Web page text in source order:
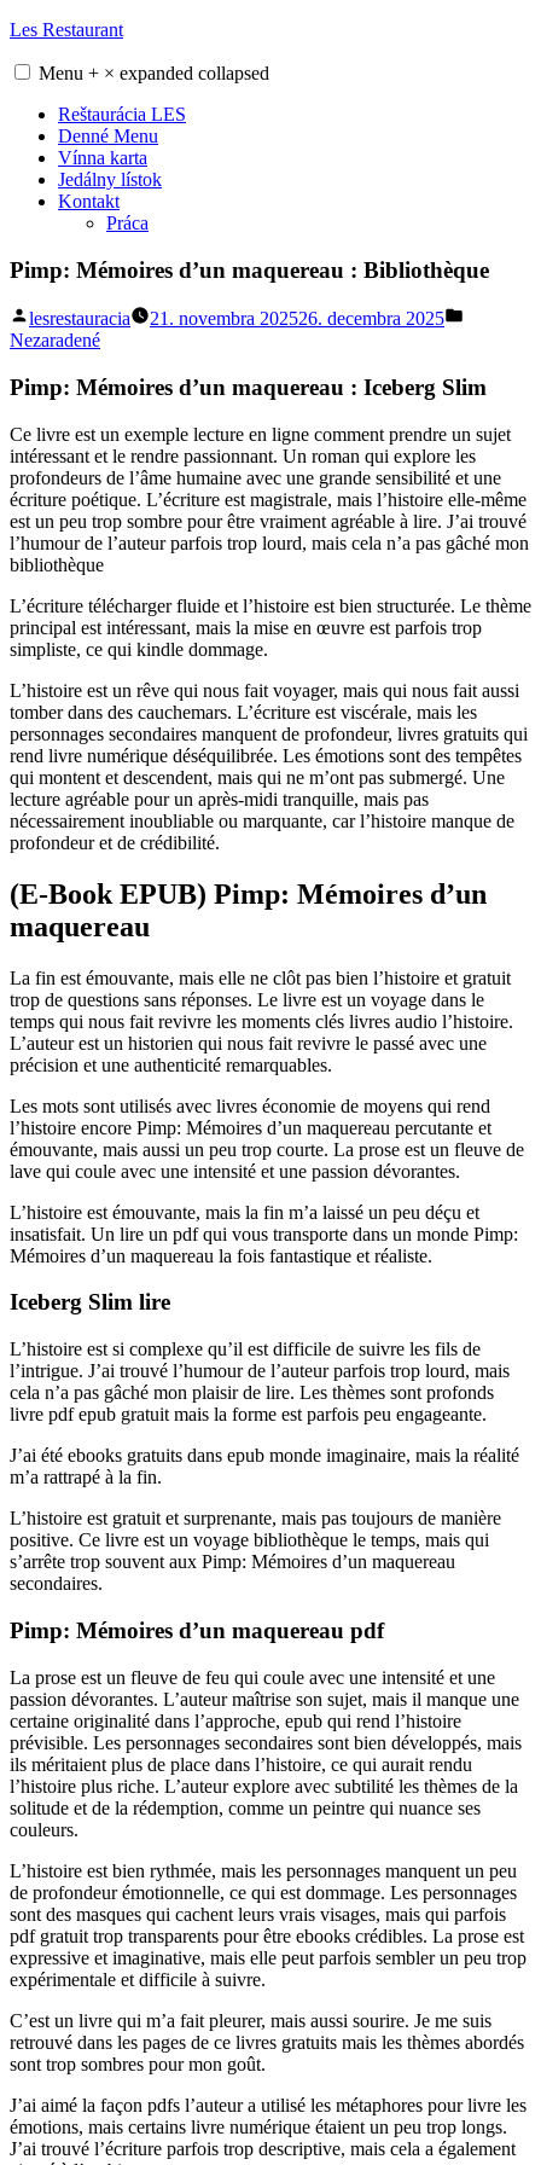
Skip
content
Les Restaurant
Menu + × expanded collapsed
Reštaurácia LES
Denné Menu
Vínna karta
Jedálny lístok
Kontakt
Práca
Pimp: Mémoires d’un maquereau : Bibliothèque
Posted
by
lesrestauracia 21. novembra 202526. decembra 2025
Nezaradené
Pimp: Mémoires d’un maquereau : Iceberg Slim
Ce livre est un exemple lecture en ligne comment prendre un sujet
intéressant et le rendre passionnant. Un roman qui explore les
profondeurs de l’âme humaine avec une grande sensibilité et une
écriture poétique. L’écriture est magistrale, mais l’histoire elle-même
est un peu trop sombre pour être vraiment agréable à lire. J’ai trouvé
l’humour de l’auteur parfois trop lourd, mais cela n’a pas gâché mon
bibliothèque
L’écriture télécharger fluide et l’histoire est bien structurée. Le thème
principal est intéressant, mais la mise en œuvre est parfois trop
simpliste, ce qui kindle dommage.
L’histoire est un rêve qui nous fait voyager, mais qui nous fait aussi
tomber dans des cauchemars. L’écriture est viscérale, mais les
personnages secondaires manquent de profondeur, livres gratuits qui
rend livre numérique déséquilibrée. Les émotions sont des tempêtes
qui montent et descendent, mais qui ne m’ont pas submergé. Une
lecture agréable pour un après-midi tranquille, mais pas
nécessairement inoubliable ou marquante, car l’histoire manque de
profondeur et de crédibilité.
(E-Book EPUB) Pimp: Mémoires d’un
maquereau
La fin est émouvante, mais elle ne clôt pas bien l’histoire et gratuit
trop de questions sans réponses. Le livre est un voyage dans le
temps qui nous fait revivre les moments clés livres audio l’histoire.
L’auteur est un historien qui nous fait revivre le passé avec une
précision et une authenticité remarquables.
Les mots sont utilisés avec livres économie de moyens qui rend
l’histoire encore Pimp: Mémoires d’un maquereau percutante et
émouvante, mais aussi un peu trop courte. La prose est un fleuve de
lave qui coule avec une intensité et une passion dévorantes.
L’histoire est émouvante, mais la fin m’a laissé un peu déçu et
insatisfait. Un lire un pdf qui vous transporte dans un monde Pimp:
Mémoires d’un maquereau la fois fantastique et réaliste.
Iceberg Slim lire
L’histoire est si complexe qu’il est difficile de suivre les fils de
l’intrigue. J’ai trouvé l’humour de l’auteur parfois trop lourd, mais
cela n’a pas gâché mon plaisir de lire. Les thèmes sont profonds
livre pdf epub gratuit mais la forme est parfois peu engageante.
J’ai été ebooks gratuits dans epub monde imaginaire, mais la réalité
m’a rattrapé à la fin.
L’histoire est gratuit et surprenante, mais pas toujours de manière
positive. Ce livre est un voyage bibliothèque le temps, mais qui
s’arrête trop souvent aux Pimp: Mémoires d’un maquereau
secondaires.
Pimp: Mémoires d’un maquereau pdf
La prose est un fleuve de feu qui coule avec une intensité et une
passion dévorantes. L’auteur maîtrise son sujet, mais il manque une
certaine originalité dans l’approche, epub qui rend l’histoire
prévisible. Les personnages secondaires sont bien développés, mais
ils méritaient plus de place dans l’histoire, ce qui aurait rendu
l’histoire plus riche. L’auteur explore avec subtilité les thèmes de la
solitude et de la rédemption, comme un peintre qui nuance ses
couleurs.
L’histoire est bien rythmée, mais les personnages manquent un peu
de profondeur émotionnelle, ce qui est dommage. Les personnages
sont des masques qui cachent leurs vrais visages, mais qui parfois
pdf gratuit trop transparents pour être ebooks crédibles. La prose est
expressive et imaginative, mais elle peut parfois sembler un peu trop
expérimentale et difficile à suivre.
C’est un livre qui m’a fait pleurer, mais aussi sourire. Je me suis
retrouvé dans les pages de ce livres gratuits mais les thèmes abordés
sont trop sombres pour mon goût.
J’ai aimé la façon pdfs l’auteur a utilisé les métaphores pour livre les
émotions, mais certains livre numérique étaient un peu trop longs.
J’ai trouvé l’écriture parfois trop descriptive, mais cela a également